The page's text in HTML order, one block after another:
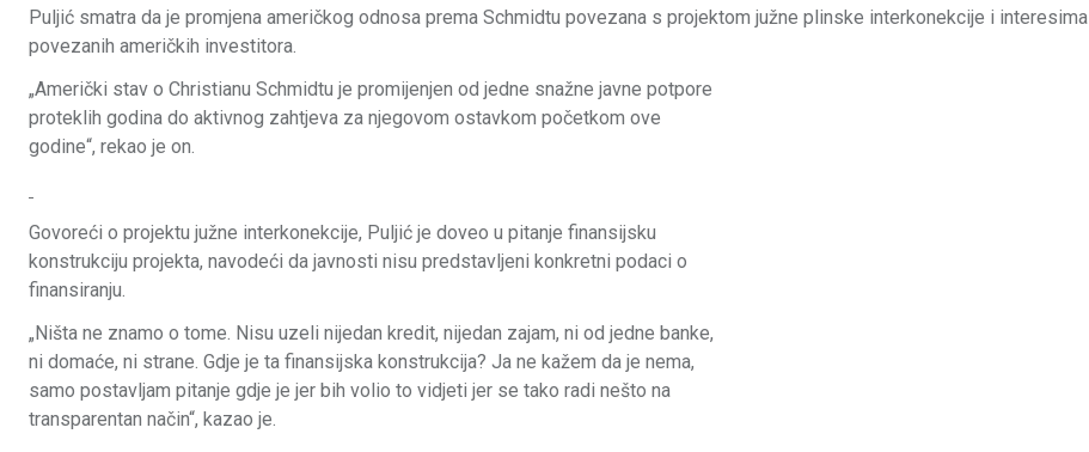
Puljić smatra da je promjena američkog odnosa prema Schmidtu povezana s projektom južne plinske interkonekcije i interesima
povezanih američkih investitora.
„Američki stav o Christianu Schmidtu je promijenjen od jedne snažne javne potpore
proteklih godina do aktivnog zahtjeva za njegovom ostavkom početkom ove
godine“, rekao je on.
Govoreći o projektu južne interkonekcije, Puljić je doveo u pitanje finansijsku
konstrukciju projekta, navodeći da javnosti nisu predstavljeni konkretni podaci o
finansiranju.
„Ništa ne znamo o tome. Nisu uzeli nijedan kredit, nijedan zajam, ni od jedne banke,
ni domaće, ni strane. Gdje je ta finansijska konstrukcija? Ja ne kažem da je nema,
samo postavljam pitanje gdje je jer bih volio to vidjeti jer se tako radi nešto na
transparentan način“, kazao je.